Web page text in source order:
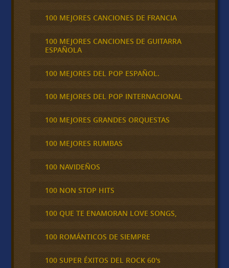
100 MEJORES CANCIONES DE FRANCIA
100 MEJORES CANCIONES DE GUITARRA
ESPAÑOLA
100 MEJORES DEL POP ESPAÑOL.
100 MEJORES DEL POP INTERNACIONAL
100 MEJORES GRANDES ORQUESTAS
100 MEJORES RUMBAS
100 NAVIDEÑOS
100 NON STOP HITS
100 QUE TE ENAMORAN LOVE SONGS,
100 ROMÁNTICOS DE SIEMPRE
100 SUPER ÉXITOS DEL ROCK 60's